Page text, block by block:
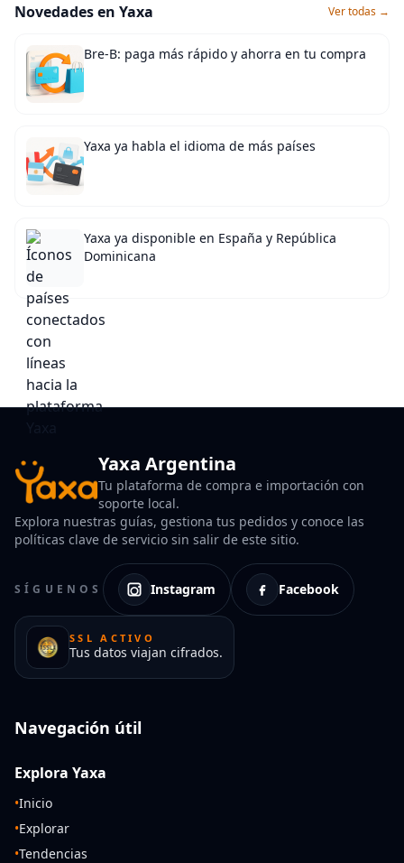
Novedades en Yaxa Ver todas →
Bre-B: paga más rápido y ahorra en tu compra
Yaxa ya habla el idioma de más países
Yaxa ya disponible en España y República
Dominicana
Yaxa Argentina
Tu plataforma de compra e importación con
soporte local.
Explora nuestras guías, gestiona tus pedidos y conoce las
políticas clave de servicio sin salir de este sitio.
SÍGUENOS Instagram Facebook
SSL ACTIVO
Tus datos viajan cifrados.
Navegación útil
Explora Yaxa
•Inicio
•Explorar
•Tendencias